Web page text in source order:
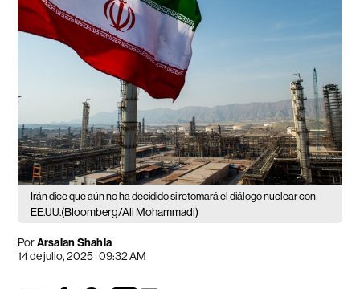
Irán dice que aún no ha decidido si retomará el diálogo nuclear con
EE.UU.(Bloomberg/Ali Mohammadi)
PorArsalan Shahla
14 de julio, 2025 | 09:32 AM